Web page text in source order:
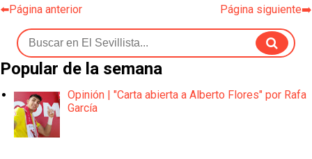
⬅️Página anterior Página siguiente➡️
Popular de la semana
Opinión | "Carta abierta a Alberto Flores" por Rafa
García